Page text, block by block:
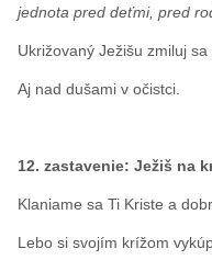
jednota pred deťmi, pred
Ukrižovaný Ježišu zmiluj
Aj nad dušami v očistci.
12. zastavenie: Ježiš na
Klaniame sa Ti Kriste a
Lebo si svojím krížom